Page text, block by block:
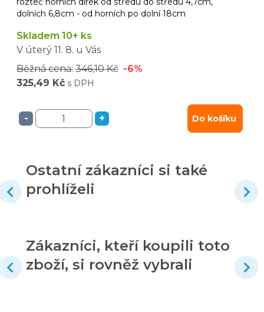
dolních 6,8cm - od horních po dolní 18cm
Skladem 10+ ks
V úterý 11. 8. u Vás
Běžná cena: 346,10 Kč -6%
325,49 Kč s DPH
- + Do košíku
Ostatní zákazníci si také
prohlíželi
Zákazníci, kteří koupili toto
zboží, si rovněž vybrali